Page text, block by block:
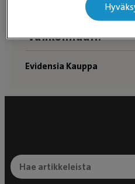
Tutustu
valikoimaan!
Evidensia Kauppa